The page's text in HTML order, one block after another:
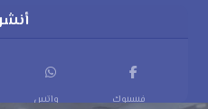
فيسبوك
واتس